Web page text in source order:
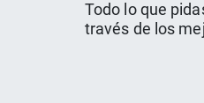
Todo lo que
través de los